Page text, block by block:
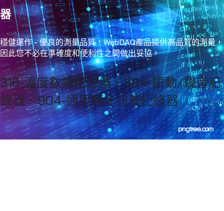
器
穩健運作 - 優良的測量品質，WebDAQ產品提供高品質的測量，
因此您不必在準確度和便利性之間做出妥協。
316-溫度數據記錄器、504-振動/聲音記
錄器、904-通用類比訊號記錄器